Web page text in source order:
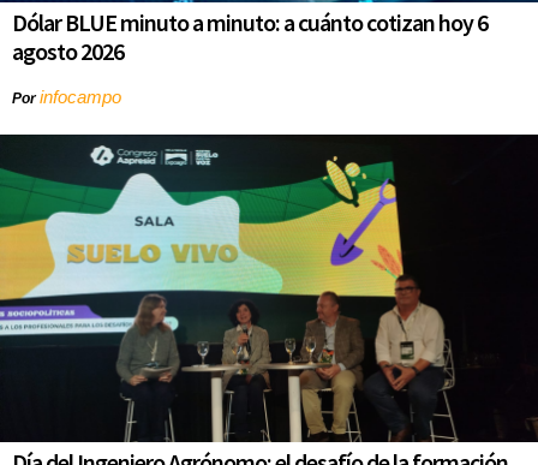
Dólar BLUE minuto a minuto: a cuánto cotizan hoy 6
agosto 2026
Porinfocampo